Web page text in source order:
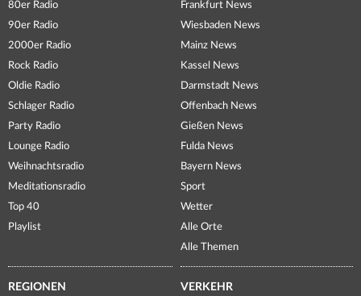
80er Radio
90er Radio
2000er Radio
Rock Radio
Oldie Radio
Schlager Radio
Party Radio
Lounge Radio
Weihnachtsradio
Meditationsradio
Top 40
Playlist
Frankfurt News
Wiesbaden News
Mainz News
Kassel News
Darmstadt News
Offenbach News
Gießen News
Fulda News
Bayern News
Sport
Wetter
Alle Orte
Alle Themen
REGIONEN VERKEHR